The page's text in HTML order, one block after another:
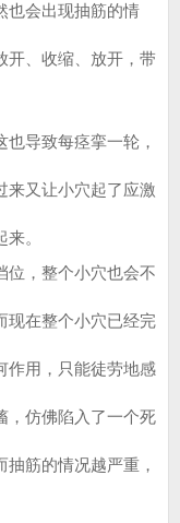
会出现抽筋的情
开、收缩、放开，带
导致每痉挛一轮，
来又让小穴起了应激
。
，整个小穴也会不
现在整个小穴已经完
作用，只能徒劳地感
，仿佛陷入了一个死
筋的情况越严重，